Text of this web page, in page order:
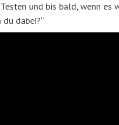
und bis bald, wenn es
dabei?“